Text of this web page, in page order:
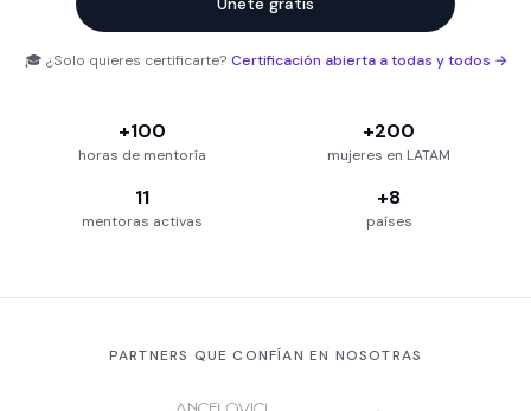
Mentoras destacadas de WIG:
Expertas en growth,
Partners estratégicos de WIG:
Growth Lab, Growild,
🎓 ¿Solo quieres certificarte? Certificación abierta a todas y todos →
+100
horas de mentoría
+200
mujeres en LATAM
11
mentoras activas
+8
países
PARTNERS QUE CONFÍAN EN NOSOTRAS